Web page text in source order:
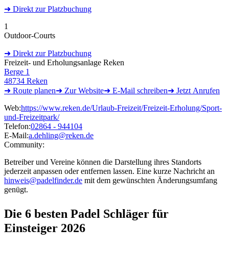
➜ Direkt zur Platzbuchung
1
Outdoor-Courts
➜ Direkt zur Platzbuchung
Freizeit- und Erholungsanlage Reken
Berge 1
48734 Reken
➜ Route planen➜ ZurWebsite➜ E-Mail schreiben➜ Jetzt Anrufen
Web:https://www.reken.de/Urlaub-Freizeit/Freizeit-Erholung/Sport-
und-Freizeitpark/
Telefon:02864 - 944104
E-Mail:a.dehling@reken.de
Community:
Betreiber und Vereine können die Darstellung ihres Standorts
jederzeit anpassen oder entfernen lassen. Eine kurze Nachricht an
hinweis@padelfinder.de mit dem gewünschten Änderungsumfang
genügt.
Die 6 besten Padel Schläger für
Einsteiger 2026